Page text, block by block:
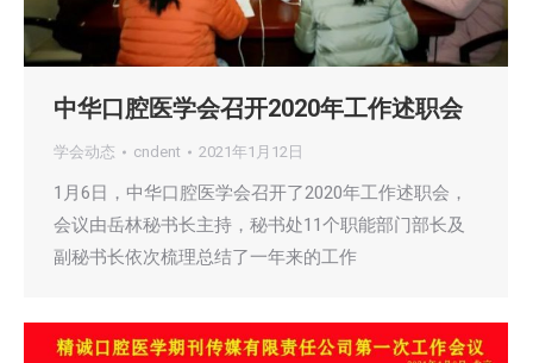
中华口腔医学会召开2020年工作述职会
学会动态 cndent 2021年1月12日
1月6日，中华口腔医学会召开了2020年工作述职会，
会议由岳林秘书长主持，秘书处11个职能部门部长及
副秘书长依次梳理总结了一年来的工作